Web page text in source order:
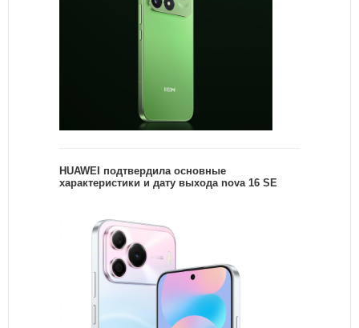
HUAWEI подтвердила основные
характеристики и дату выхода nova 16 SE